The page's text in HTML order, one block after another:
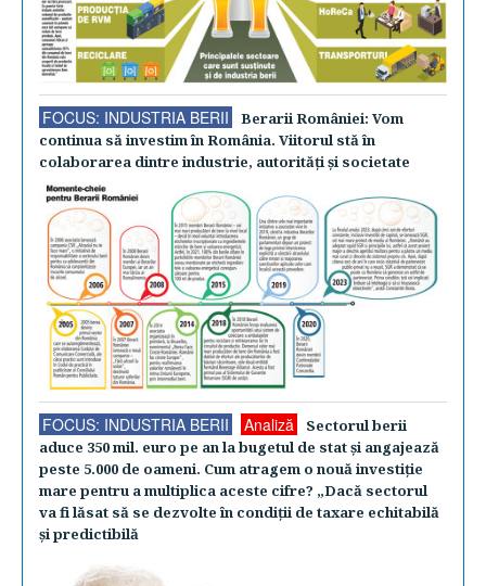
FOCUS: INDUSTRIA BERII
Berarii României: Vom
continua să investim în România. Viitorul stă în
colaborarea dintre industrie, autorităţi şi societate
FOCUS: INDUSTRIA BERII Analiză
Sectorul berii
aduce 350 mil. euro pe an la bugetul de stat şi angajează
peste 5.000 de oameni. Cum atragem o nouă investiţie
mare pentru a multiplica aceste cifre? „Dacă sectorul
va fi lăsat să se dezvolte în condiţii de taxare echitabilă
şi predictibilă